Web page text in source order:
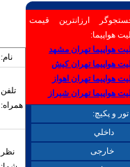
نام:
تلفن
همراه:
نظر
ارزانترین قیمت
هواپیما:
هواپیما تهران مشهد
هواپیما تهران کیش
هواپیما تهران اهواز
هواپیما تهران شیراز
تور و پکیچ:
داخلي
خارجی